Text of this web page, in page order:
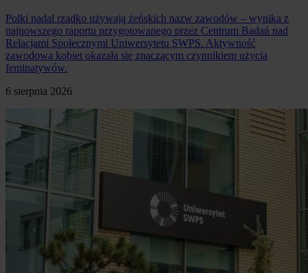
Polki nadal rzadko używają żeńskich nazw zawodów – wynika z
najnowszego raportu przygotowanego przez Centrum Badań nad
Relacjami Społecznymi Uniwersytetu SWPS. Aktywność
zawodowa kobiet okazała się znaczącym czynnikiem użycia
feminatywów.
6 sierpnia 2026